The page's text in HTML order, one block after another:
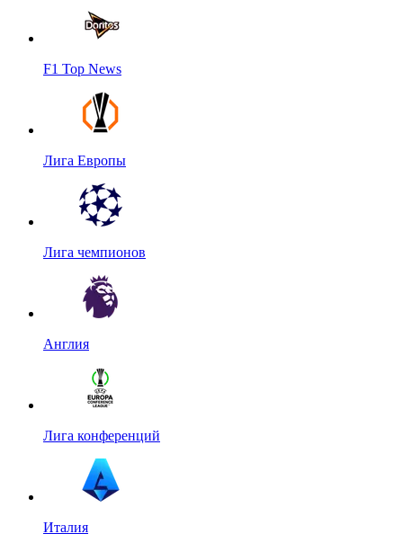
F1 Top News
Лига Европы
Лига чемпионов
Англия
Лига конференций
Италия